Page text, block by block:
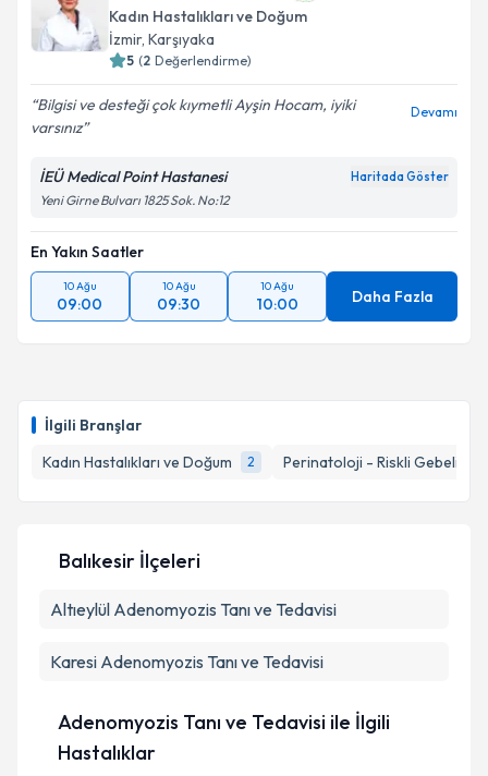
İlgili Branşlar
Kadın Hastalıkları ve Doğum
2 Perinatoloji - Riskli Gebelikler
E-posta Adresiniz
kapsamda işlenmesini kabul ediyorum.
Kadın Hastalıkları ve Doğum
İzmir, Karşıyaka
5 (2 Değerlendirme)
Bilgisi ve desteği çok kıymetli Ayşin Hocam, iyiki
varsınız
Devamı
İEÜ Medical Point Hastanesi Haritada Göster
Yeni Girne Bulvarı 1825 Sok. No:12
En Yakın Saatler
10 Ağu
09:00
10 Ağu
09:30
10 Ağu
10:00 Daha Fazla
Balıkesir İlçeleri
Altıeylül Adenomyozis Tanı ve Tedavisi
Karesi Adenomyozis Tanı ve Tedavisi
Adenomyozis Tanı ve Tedavisi ile İlgili
Hastalıklar